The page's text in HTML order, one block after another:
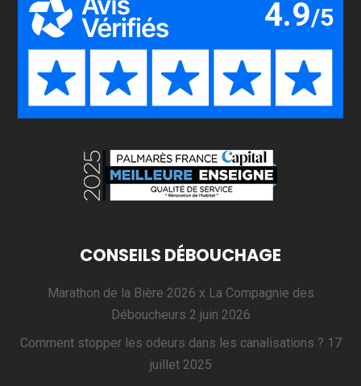
CONSEILS DÉBOUCHAGE
Marathon de la Bière 2026 x La Compagnie des
Déboucheurs 2 juin 2026
Comment stopper les odeurs dans les canalisations ? 17
juillet 2025